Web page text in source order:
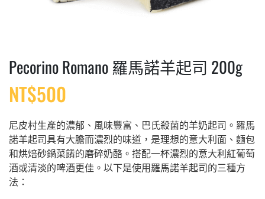
Pecorino Romano 羅馬諾羊起司 200g
NT$500
尼皮村生產的濃郁、風味豐富、巴氏殺菌的羊奶起司。羅馬
諾羊起司具有大膽而濃烈的味道，是理想的意大利面、麵包
和烘焙砂鍋菜餚的磨碎奶酪。搭配一杯濃烈的意大利紅葡萄
酒或清淡的啤酒更佳。以下是使用羅馬諾羊起司的三種方
法：